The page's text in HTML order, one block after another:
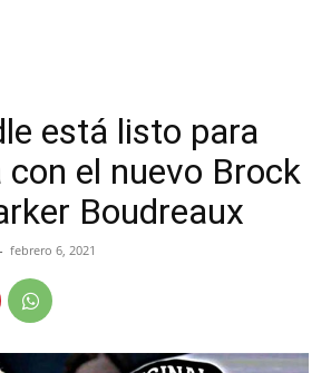
está listo para
con el nuevo Brock
Boudreaux
- febrero 6, 2021